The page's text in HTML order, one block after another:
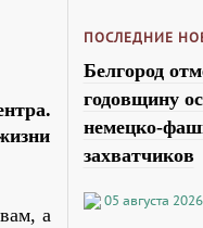
а
ПОСЛЕДНИЕ
Белгород
годовщину
немецко-
захватчиков
05 августа 2026